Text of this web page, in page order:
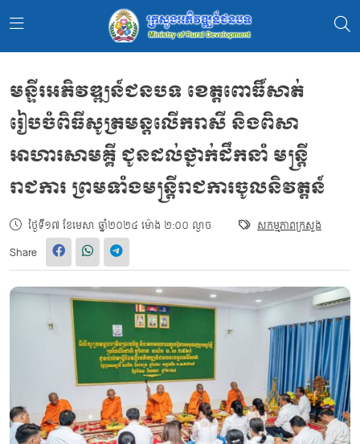
មន្ទីរអភិវឌ្ឍន៍ជនបទ ខេត្តពោធិ៍សាត់
រៀបចំពិធីសូត្រមន្តលើករាសី និងពិសា
អាហារសាមគ្គី ជូនដល់ថ្នាក់ដឹកនាំ មន្ត្រី
រាជការ ព្រមទាំងមន្ត្រីរាជការចូលនិវត្តន៍
ថ្ងៃទី១៧ ខែមេសា ឆ្នាំ២០២៤ ម៉ោង ២:០០ ល្ងាច សកម្មភាពក្រសួង
Share